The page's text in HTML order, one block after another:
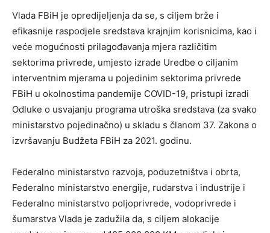
Vlada FBiH je opredijeljenja da se, s ciljem brže i
efikasnije raspodjele sredstava krajnjim korisnicima, kao i
veće mogućnosti prilagođavanja mjera različitim
sektorima privrede, umjesto izrade Uredbe o ciljanim
interventnim mjerama u pojedinim sektorima privrede
FBiH u okolnostima pandemije COVID-19, pristupi izradi
Odluke o usvajanju programa utroška sredstava (za svako
ministarstvo pojedinačno) u skladu s članom 37. Zakona o
izvršavanju Budžeta FBiH za 2021. godinu.
Federalno ministarstvo razvoja, poduzetništva i obrta,
Federalno ministarstvo energije, rudarstva i industrije i
Federalno ministarstvo poljoprivrede, vodoprivrede i
šumarstva Vlada je zadužila da, s ciljem alokacije